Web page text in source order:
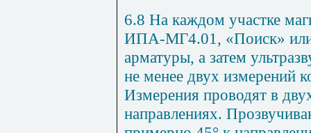
6.8 На каждом участке
ИПА-МГ4.01, «Поиск» или
арматуры, а затем
не менее двух измерений
Измерения проводят в
направлениях.